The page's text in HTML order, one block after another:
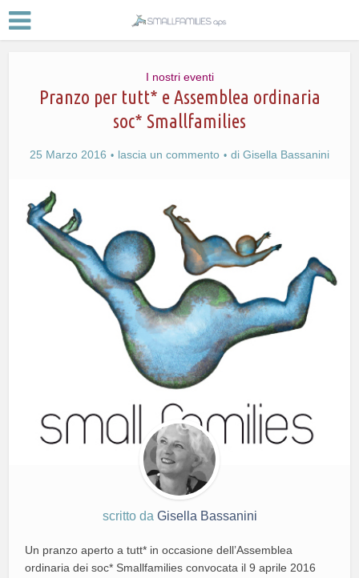
I nostri eventi
Pranzo per tutt* e Assemblea ordinaria
soc* Smallfamilies
25 Marzo 2016 lascia un commento di Gisella Bassanini
scritto da Gisella Bassanini
Un pranzo aperto a tutt* in occasione dell’Assemblea
ordinaria dei soc* Smallfamilies convocata il 9 aprile 2016